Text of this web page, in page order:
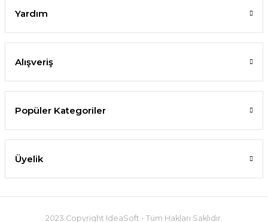
Yardım
Alışveriş
Popüler Kategoriler
Üyelik
2023 Copyright IdeaSoft - Tüm Hakları Saklıdır.